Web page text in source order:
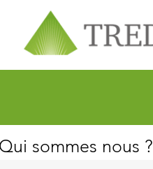
À propos
sommes nous ?